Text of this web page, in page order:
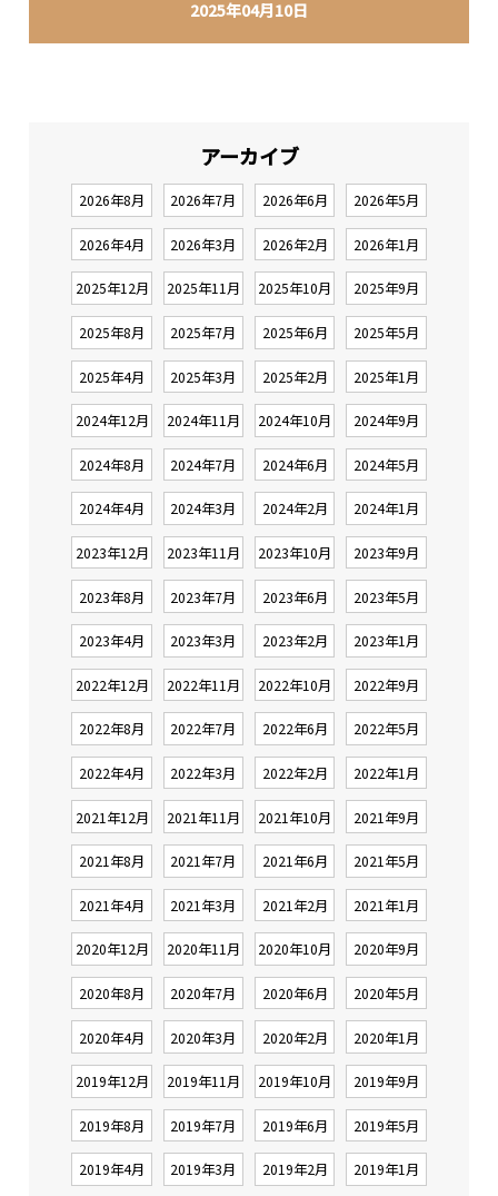
2025年04月10日
アーカイブ
2026年8月 2026年7月 2026年6月 2026年5月
2026年4月 2026年3月 2026年2月 2026年1月
2025年12月 2025年11月 2025年10月 2025年9月
2025年8月 2025年7月 2025年6月 2025年5月
2025年4月 2025年3月 2025年2月 2025年1月
2024年12月 2024年11月 2024年10月 2024年9月
2024年8月 2024年7月 2024年6月 2024年5月
2024年4月 2024年3月 2024年2月 2024年1月
2023年12月 2023年11月 2023年10月 2023年9月
2023年8月 2023年7月 2023年6月 2023年5月
2023年4月 2023年3月 2023年2月 2023年1月
2022年12月 2022年11月 2022年10月 2022年9月
2022年8月 2022年7月 2022年6月 2022年5月
2022年4月 2022年3月 2022年2月 2022年1月
2021年12月 2021年11月 2021年10月 2021年9月
2021年8月 2021年7月 2021年6月 2021年5月
2021年4月 2021年3月 2021年2月 2021年1月
2020年12月 2020年11月 2020年10月 2020年9月
2020年8月 2020年7月 2020年6月 2020年5月
2020年4月 2020年3月 2020年2月 2020年1月
2019年12月 2019年11月 2019年10月 2019年9月
2019年8月 2019年7月 2019年6月 2019年5月
2019年4月 2019年3月 2019年2月 2019年1月